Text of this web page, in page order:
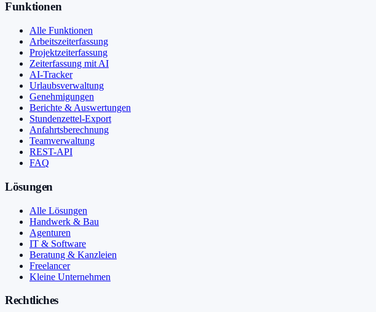
Funktionen
Alle Funktionen
Arbeitszeiterfassung
Projektzeiterfassung
Zeiterfassung mit AI
AI-Tracker
Urlaubsverwaltung
Genehmigungen
Berichte & Auswertungen
Stundenzettel-Export
Anfahrtsberechnung
Teamverwaltung
REST-API
FAQ
Lösungen
Alle Lösungen
Handwerk & Bau
Agenturen
IT & Software
Beratung & Kanzleien
Freelancer
Kleine Unternehmen
Rechtliches